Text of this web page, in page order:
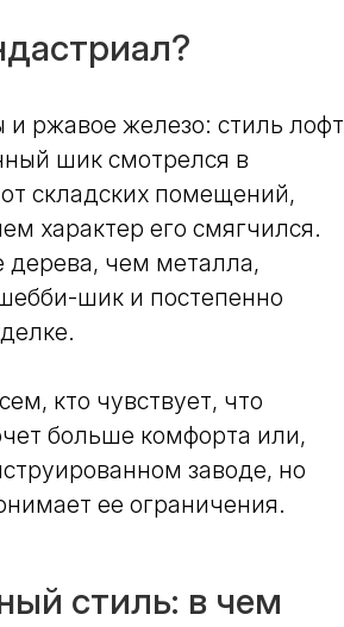
ржавое железо: стиль лофт
шик смотрелся в
складских помещений,
характер его смягчился.
дерева, чем металла,
шик и постепенно
кто чувствует, что
больше комфорта или,
заводе, но
ее ограничения.
стиль: в чем